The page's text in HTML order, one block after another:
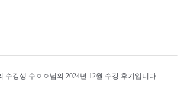
수강생 수ㅇㅇ님의 2024년 12월 수강 후기입니다.